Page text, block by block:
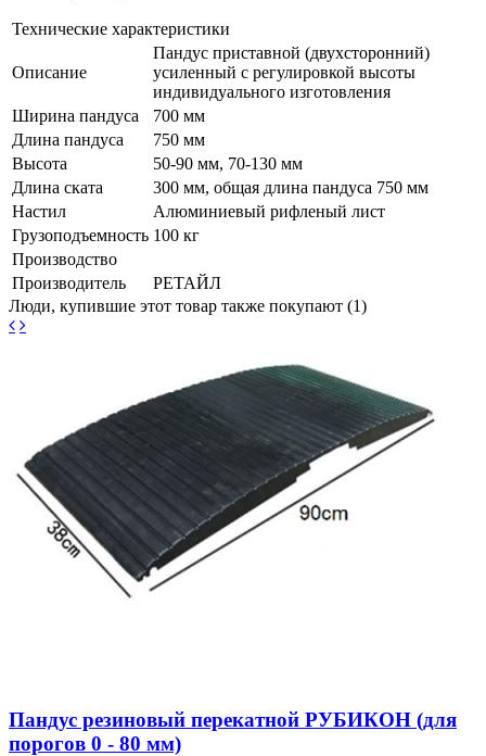
Технические характеристики
Описание
Пандус приставной (двухсторонний)
усиленный с регулировкой высоты
индивидуального изготовления
Ширина пандуса
700 мм
Длина пандуса
750 мм
Высота
50-90 мм, 70-130 мм
Длина ската
300 мм, общая длина пандуса 750 мм
Настил
Алюминиевый рифленый лист
Грузоподъемность 100 кг
Производство
Производитель
РЕТАЙЛ
Люди, купившие этот товар также покупают (1)
Пандус резиновый перекатной РУБИКОН (для
порогов 0 - 80 мм)